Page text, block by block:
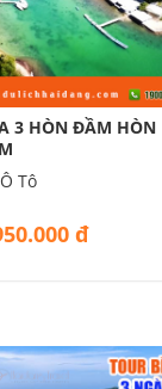
3 HÒN ĐẦM HÒN
Tô
đ